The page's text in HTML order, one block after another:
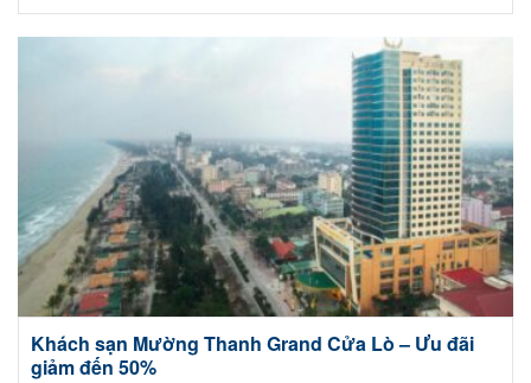
Khách sạn Mường Thanh Grand Cửa Lò – Ưu đãi
giảm đến 50%